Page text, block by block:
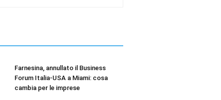
Farnesina, annullato il Business
Forum Italia-USA a Miami: cosa
cambia per le imprese